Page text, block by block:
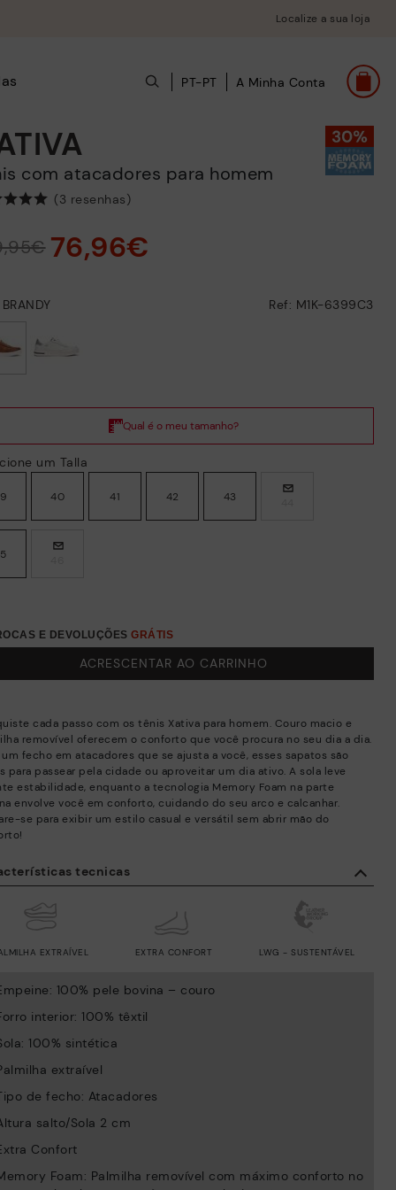
Localize a sua loja
PT-PT A Minha Conta
tecnicas
EXTRAÍVEL EXTRA CONFORT LWG - SUSTENTÁVEL
100% pele bovina – couro
interior: 100% têxtil
100% sintética
extraível
de fecho: Atacadores
salto/Sola 2 cm
Confort
Foam: Palmilha removível com máximo conforto no
com atacadores para homem
(3 resenhas)
76,96€
Ref: M1K-6399C3
um Talla
40 41 42 43
E DEVOLUÇÕESGRÁTIS
ACRESCENTAR AO CARRINHO
cada passo com os tênis Xativa para homem. Couro macio e
removível oferecem o conforto que você procura no seu dia a dia.
fecho em atacadores que se ajusta a você, esses sapatos são
para passear pela cidade ou aproveitar um dia ativo. A sola leve
estabilidade, enquanto a tecnologia Memory Foam na parte
envolve você em conforto, cuidando do seu arco e calcanhar.
se para exibir um estilo casual e versátil sem abrir mão do